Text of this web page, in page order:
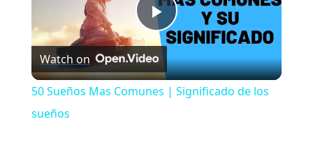
Play
Video
Watch on
50 Sueños Mas Comunes | Significado de los
sueños